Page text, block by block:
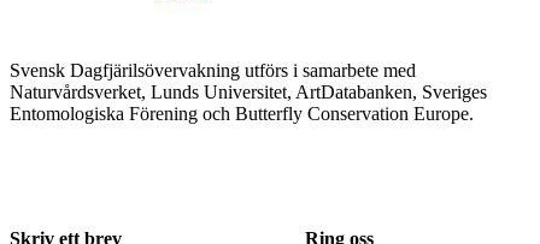
Svensk Dagfjärilsövervakning utförs i samarbete med
Naturvårdsverket, Lunds Universitet, ArtDatabanken, Sveriges
Entomologiska Förening och Butterfly Conservation Europe.
Skriv ett brev Ring oss